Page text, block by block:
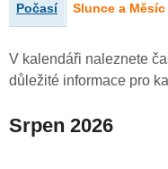
Počasí Slunce a Měsíc
V kalendáři naleznete
důležité informace pro
Srpen 2026